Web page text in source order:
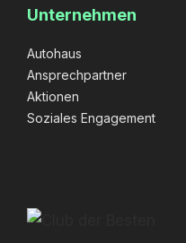
Unternehmen
Autohaus
Ansprechpartner
Aktionen
Soziales Engagement